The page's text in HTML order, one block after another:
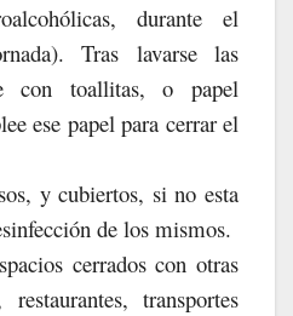
durante el
Tras lavarse las
con toallitas, o papel
ese papel para cerrar el
y cubiertos, si no esta
de los mismos.
cerrados con otras
restaurantes, transportes